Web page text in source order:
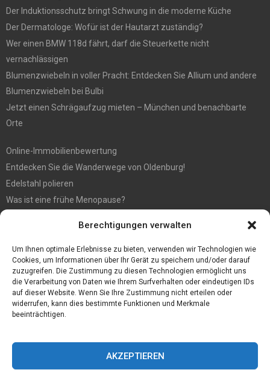
Berechtigungen verwalten
Um Ihnen optimale Erlebnisse zu bieten, verwenden wir Technologien wie
Cookies, um Informationen über Ihr Gerät zu speichern und/oder darauf
zuzugreifen. Die Zustimmung zu diesen Technologien ermöglicht uns
die Verarbeitung von Daten wie Ihrem Surfverhalten oder eindeutigen IDs
auf dieser Website. Wenn Sie Ihre Zustimmung nicht erteilen oder
widerrufen, kann dies bestimmte Funktionen und Merkmale
beeinträchtigen.
AKZEPTIEREN
Der Induktionsschutz bringt Schwung in die moderne Küche
Der Dermatologe: Wofür ist der Hautarzt zuständig?
Wer einen BMW 118d fährt, darf die Steuerkette nicht
vernachlässigen
Blumenzwiebeln in voller Pracht: Entdecken Sie Allium und andere
Blumenzwiebeln bei Bulbi
Jetzt einen Schrägaufzug mieten – München und benachbarte
Orte
Online-Immobilienbewertung
Entdecken Sie die Wanderwege von Oldenburg!
Edelstahl polieren
Was ist eine frühe Menopause?
Tipps für günstige Parkplätze am Flughafen Köln
5 Dinge, die Sie tun müssen, wenn Sie nach Ibiza reisen